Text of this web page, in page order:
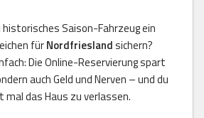
Saison-Fahrzeug ein
fürNordfrieslandsichern?
Die Online-Reservierung spart
auch Geld und Nerven – und du
das Haus zu verlassen.